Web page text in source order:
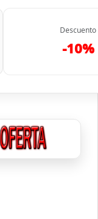
Descuento
-10%